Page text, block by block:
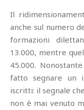
Il
anche sul numero
formazioni
13.000, mentre
45.000.
fatto segnare un
iscritti: il segnale
non è mai venuto